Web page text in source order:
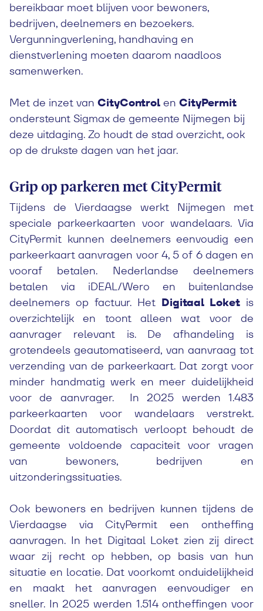
bereikbaar moet blijven voor bewoners,
bedrijven, deelnemers en bezoekers.
Vergunningverlening, handhaving en
dienstverlening moeten daarom naadloos
samenwerken.
Met de inzet van CityControl en CityPermit
ondersteunt Sigmax de gemeente Nijmegen bij
deze uitdaging. Zo houdt de stad overzicht, ook
op de drukste dagen van het jaar.
Grip op parkeren met CityPermit
Tijdens de Vierdaagse werkt Nijmegen met
speciale parkeerkaarten voor wandelaars. Via
CityPermit kunnen deelnemers eenvoudig een
parkeerkaart aanvragen voor 4, 5 of 6 dagen en
vooraf betalen. Nederlandse deelnemers
betalen via iDEAL/Wero en buitenlandse
deelnemers op factuur. Het Digitaal Loket is
overzichtelijk en toont alleen wat voor de
aanvrager relevant is. De afhandeling is
grotendeels geautomatiseerd, van aanvraag tot
verzending van de parkeerkaart. Dat zorgt voor
minder handmatig werk en meer duidelijkheid
voor de aanvrager. In 2025 werden 1.483
parkeerkaarten voor wandelaars verstrekt.
Doordat dit automatisch verloopt behoudt de
gemeente voldoende capaciteit voor vragen
van bewoners, bedrijven en
uitzonderingssituaties.
Ook bewoners en bedrijven kunnen tijdens de
Vierdaagse via CityPermit een ontheffing
aanvragen. In het Digitaal Loket zien zij direct
waar zij recht op hebben, op basis van hun
situatie en locatie. Dat voorkomt onduidelijkheid
en maakt het aanvragen eenvoudiger en
sneller. In 2025 werden 1.514 ontheffingen voor